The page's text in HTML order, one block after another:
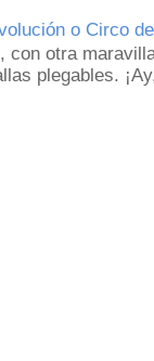
o Circo
con otra
plegables.